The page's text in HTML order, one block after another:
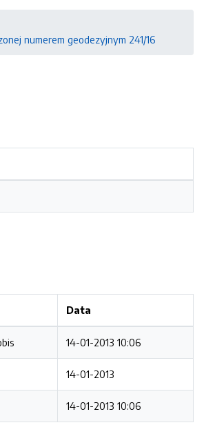
numerem geodezyjnym 241/16
Data
14-01-2013 10:06
14-01-2013
14-01-2013 10:06